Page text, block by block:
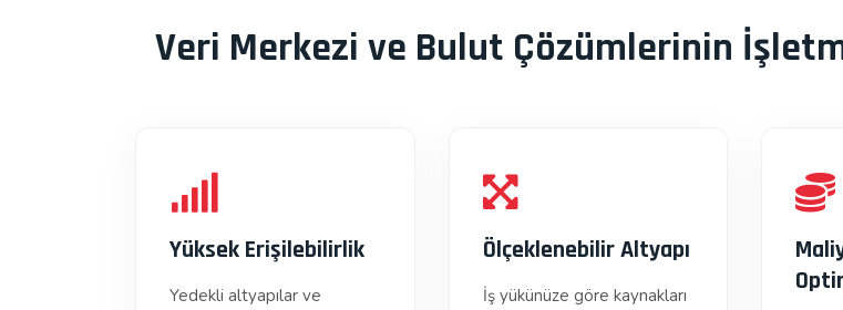
Veri Merkezi ve Bulut Çözümlerinin
Yüksek Erişilebilirlik
Yedekli altyapılar ve
Ölçeklenebilir Altyapı
İş yükünüze göre kaynakları